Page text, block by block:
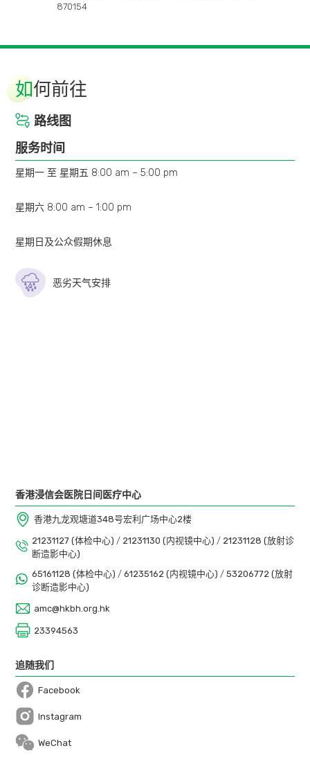
氧气吸入
肠道冲洗系统
活检钳
幽门螺旋杆菌快速测试片 (适用于胃镜检查)
术后医生诊症费 (如适用)
套餐计划不包括：
止血仪器 (如止血夹)
进行活检或瘜肉切除术时使用额外仪器之费用
备注：
医生与病人会诊后，可根据病人之情况评估及决定
病人是否适合接受套餐计划。
而有所改变。
2123 1130 向本中心职员查询。
870154
如何前往
路线图
服务时间
星期一 至 星期五 8:00 am – 5:00 pm
星期六 8:00 am – 1:00 pm
星期日及公众假期休息
恶劣天气安排
香港浸信会医院日间医疗中心
香港九龙观塘道348号宏利广场中心2楼
21231127 (体检中心) / 21231130 (内视镜中心) / 21231128 (放射诊
断造影中心)
65161128 (体检中心) / 61235162 (内视镜中心) / 53206772 (放射
诊断造影中心)
amc@hkbh.org.hk
23394563
追随我们
Facebook
Instagram
WeChat